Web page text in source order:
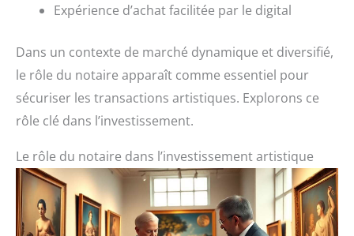
Expérience d’achat facilitée par le digital
Dans un contexte de marché dynamique et diversifié,
le rôle du notaire apparaît comme essentiel pour
sécuriser les transactions artistiques. Explorons ce
rôle clé dans l’investissement.
Le rôle du notaire dans l’investissement artistique